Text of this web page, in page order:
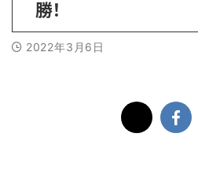
勝！
2022年3月6日